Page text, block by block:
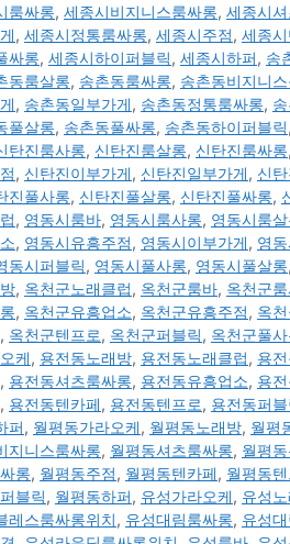
룸싸롱, 세종시비지니스룸싸롱, 세종시
, 세종시정통룸싸롱, 세종시주점, 세종
싸롱, 세종시하이퍼블릭, 세종시하퍼, 송
동룸살롱, 송촌동룸싸롱, 송촌동비지니
, 송촌동일부가게, 송촌동정통룸싸롱,
풀살롱, 송촌동풀싸롱, 송촌동하이퍼블릭,
탄진룸사롱, 신탄진룸살롱, 신탄진룸싸롱,
, 신탄진이부가게, 신탄진일부가게, 신
진풀사롱, 신탄진풀살롱, 신탄진풀싸롱,
, 영동시룸바, 영동시룸사롱, 영동시룸
, 영동시유흥주점, 영동시이부가게, 영
동시퍼블릭, 영동시풀사롱, 영동시풀살롱,
, 옥천군노래클럽, 옥천군룸바, 옥천군
, 옥천군유흥업소, 옥천군유흥주점, 옥
, 옥천군텐프로, 옥천군퍼블릭, 옥천군풀
케, 용전동노래방, 용전동노래클럽, 용
, 용전동셔츠룸싸롱, 용전동유흥업소, 용
, 용전동텐카페, 용전동텐프로, 용전동퍼블
퍼, 월평동가라오케, 월평동노래방, 월평
지니스룸싸롱, 월평동셔츠룸싸롱, 월평
롱, 월평동주점, 월평동텐카페, 월평동
블릭, 월평동하퍼, 유성가라오케, 유성
레스룸싸롱위치, 유성대림룸싸롱, 유성